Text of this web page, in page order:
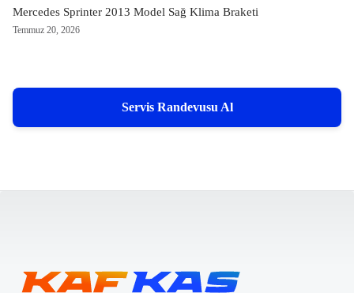
Mercedes Sprinter 2013 Model Sağ Klima Braketi
Temmuz 20, 2026
Servis Randevusu Al